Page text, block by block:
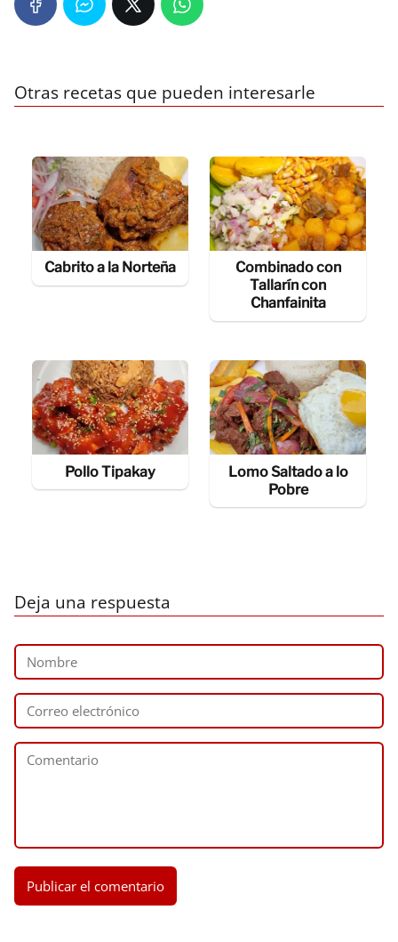
Otras recetas que pueden interesarle
Cabrito a la Norteña
Combinado con
Tallarín con
Chanfainita
Pollo Tipakay
Lomo Saltado a lo
Pobre
Deja una respuesta